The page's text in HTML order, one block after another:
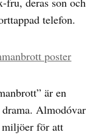
telefon.
är en
Almodóvar
miljöer för att